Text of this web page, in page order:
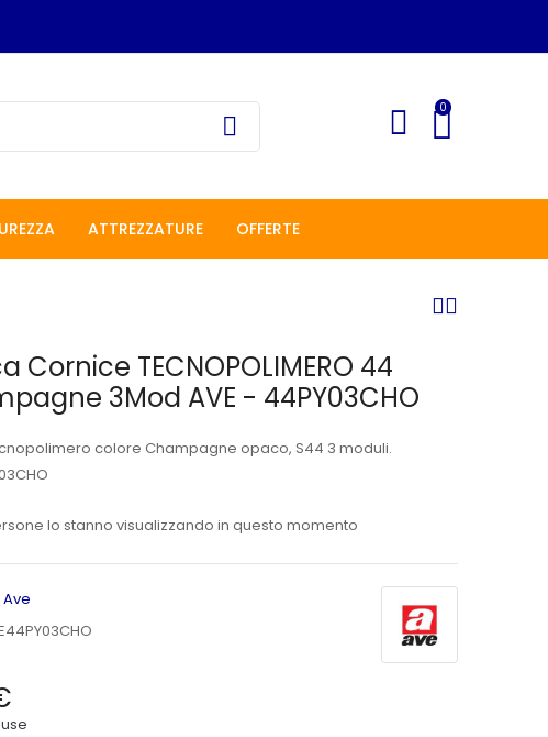
0
ATTREZZATURE OFFERTE
Cornice TECNOPOLIMERO 44
3Mod AVE - 44PY03CHO
colore Champagne opaco, S44 3 moduli.
lo stanno visualizzando in questo momento
Ave